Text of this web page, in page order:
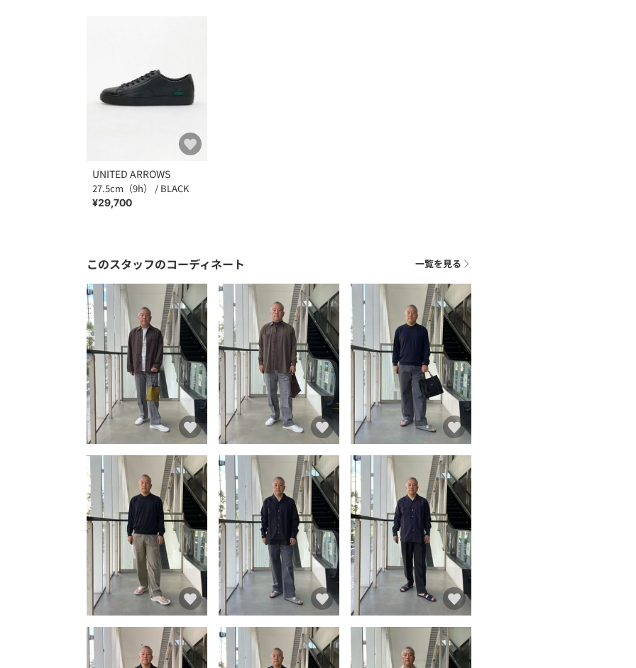
UNITED ARROWS
27.5cm（9h） / BLACK
¥29,700
このスタッフのコーディネート 一覧を見る